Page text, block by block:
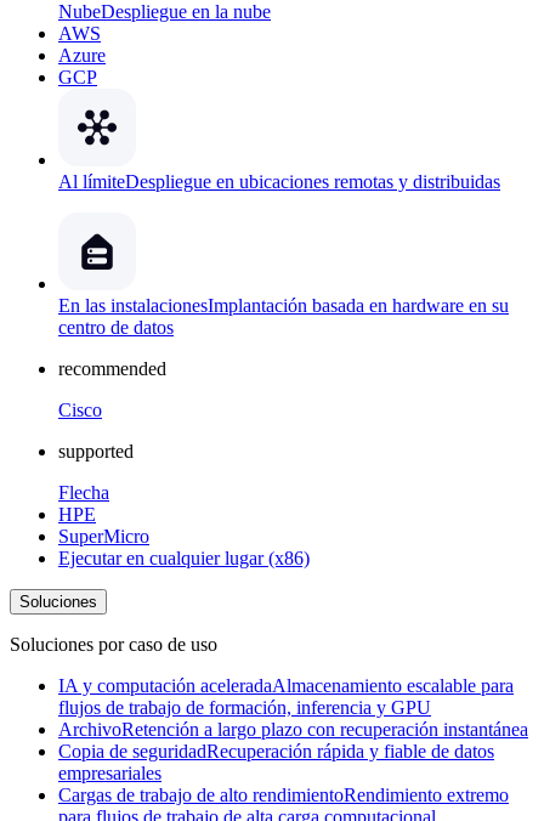
NubeDespliegue en la nube
AWS
Azure
GCP
Al límiteDespliegue en ubicaciones remotas y distribuidas
En las instalacionesImplantación basada en hardware en su
centro de datos
recommended
Cisco
supported
Flecha
HPE
SuperMicro
Ejecutar en cualquier lugar (x86)
Soluciones
Soluciones por caso de uso
IA y computación aceleradaAlmacenamiento escalable para
flujos de trabajo de formación, inferencia y GPU
ArchivoRetención a largo plazo con recuperación instantánea
Copia de seguridadRecuperación rápida y fiable de datos
empresariales
Cargas de trabajo de alto rendimientoRendimiento extremo
para flujos de trabajo de alta carga computacional